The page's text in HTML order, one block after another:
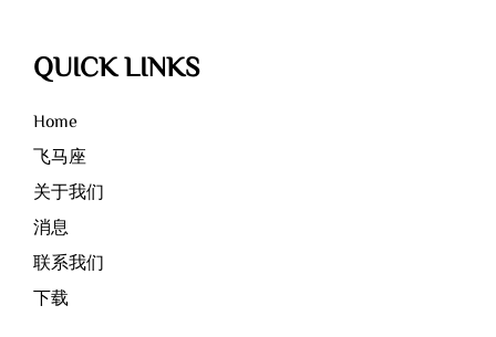
QUICK LINKS
Home
飞马座
关于我们
消息
联系我们
下载